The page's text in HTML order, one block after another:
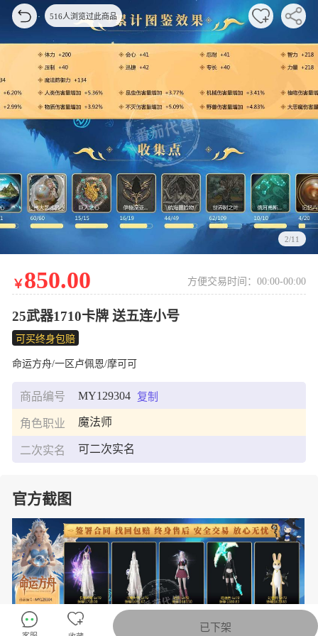
516人浏览过此商品
2/11
￥850.00 方便交易时间：00:00-00:00
25武器1710卡牌 送五连小号
可买终身包赔
命运方舟/一区卢佩恩/摩可可
商品编号 MY129304 复制
角色职业 魔法师
二次实名 可二次实名
官方截图
已下架